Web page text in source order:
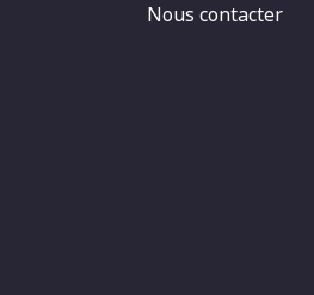
Nous contacter